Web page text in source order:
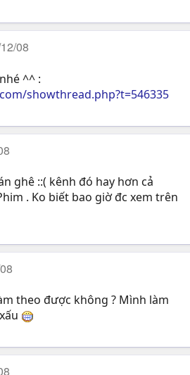
08
^^ :
showthread.php?t=546335
ghê ::( kênh đó hay hơn cả
. Ko biết bao giờ đc xem trên
theo được không ? Mình làm